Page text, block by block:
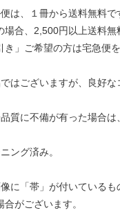
は、１冊から送料無料で
場合、2,500円以上送料無
」ご希望の方は宅急便を
はございますが、良好な
質に不備が有った場合は
ング済み。
に「帯」が付いている
合がございます。